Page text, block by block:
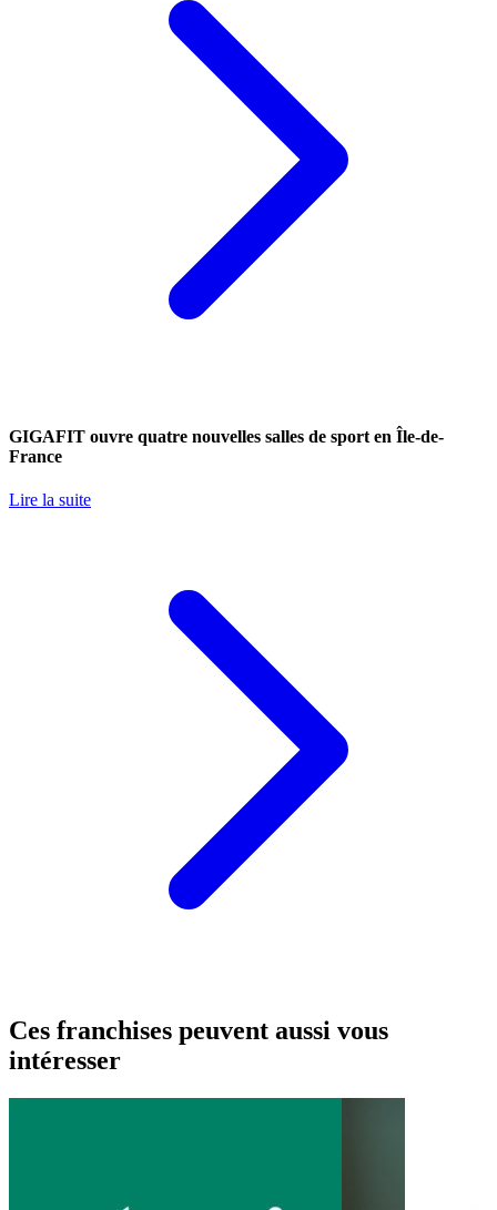
GIGAFIT ouvre quatre nouvelles salles de sport en Île-de-
France
Lire la suite
Ces franchises peuvent aussi vous
intéresser